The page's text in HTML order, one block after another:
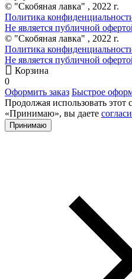
© "Скобяная лавка" , 2022 г.
Политика
Не является публичной
© "Скобяная лавка" , 2022 г.
Политика
Не является публичной
Корзина
0
Оформить заказ Быстрое
Продолжая использовать
«Принимаю», вы даете
Принимаю